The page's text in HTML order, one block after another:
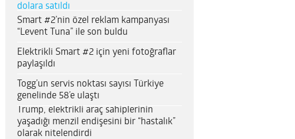
dolara satıldı
Smart #2’nin özel reklam kampanyası
“Levent Tuna” ile son buldu
Elektrikli Smart #2 için yeni fotoğraflar
paylaşıldı
Togg’un servis noktası sayısı Türkiye
genelinde 58’e ulaştı
Trump, elektrikli araç sahiplerinin
yaşadığı menzil endişesini bir “hastalık”
olarak nitelendirdi